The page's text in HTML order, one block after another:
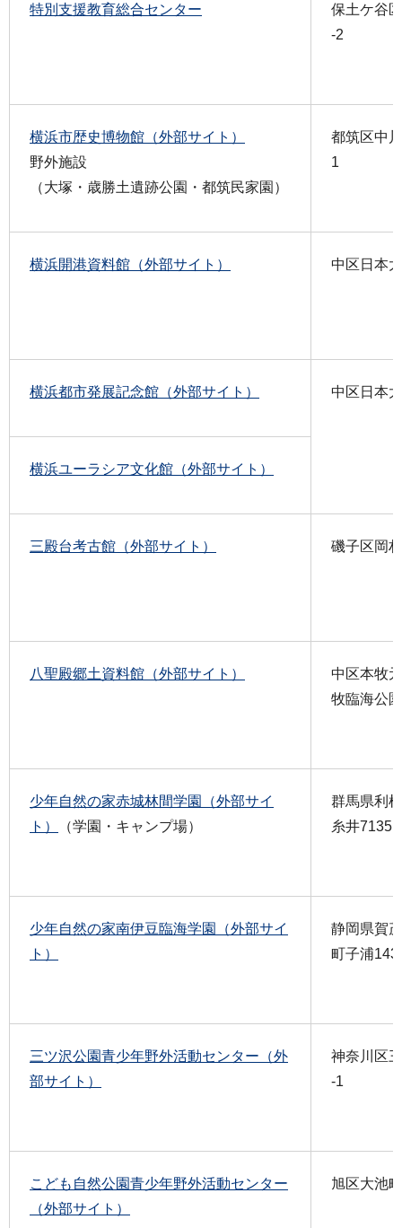
特別支援教育総合センター
保土ケ谷
-2
横浜市歴史博物館（外部サイト）
野外施設
（大塚・歳勝土遺跡公園・都筑民家園）
都筑区中
1
横浜開港資料館（外部サイト） 中区日本
横浜都市発展記念館（外部サイト） 中区日本
横浜ユーラシア文化館（外部サイト）
三殿台考古館（外部サイト） 磯子区岡
八聖殿郷土資料館（外部サイト）
中区本牧
牧臨海公
少年自然の家赤城林間学園（外部サイ
ト）
（学園・キャンプ場）
群馬県利
糸井7135
少年自然の家南伊豆臨海学園（外部サイ
ト）
静岡県賀
町子浦
三ツ沢公園青少年野外活動センター（外
部サイト）
神奈川区
-1
こども自然公園青少年野外活動センター
（外部サイト）
旭区大池